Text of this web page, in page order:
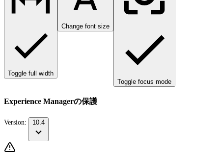
Toggle full width
Change font size
Toggle focus mode
Experience Managerの保護
Version: 10.4